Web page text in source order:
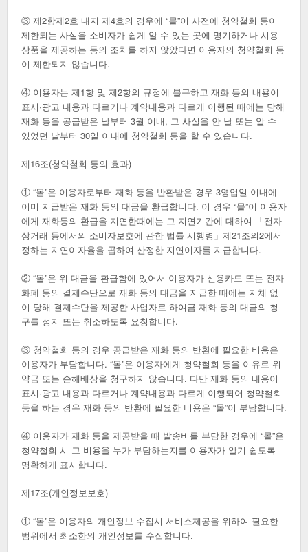
③ 제2항제2호 내지 제4호의 경우에 “몰”이 사전에 청약철회 등이
제한되는 사실을 소비자가 쉽게 알 수 있는 곳에 명기하거나 시용
상품을 제공하는 등의 조치를 하지 않았다면 이용자의 청약철회 등
이 제한되지 않습니다.
④ 이용자는 제1항 및 제2항의 규정에 불구하고 재화 등의 내용이
표시·광고 내용과 다르거나 계약내용과 다르게 이행된 때에는 당해
재화 등을 공급받은 날부터 3월 이내, 그 사실을 안 날 또는 알 수
있었던 날부터 30일 이내에 청약철회 등을 할 수 있습니다.
제16조(청약철회 등의 효과)
① “몰”은 이용자로부터 재화 등을 반환받은 경우 3영업일 이내에
이미 지급받은 재화 등의 대금을 환급합니다. 이 경우 “몰”이 이용자
에게 재화등의 환급을 지연한때에는 그 지연기간에 대하여 「전자
상거래 등에서의 소비자보호에 관한 법률 시행령」제21조의2에서
정하는 지연이자율을 곱하여 산정한 지연이자를 지급합니다.
② “몰”은 위 대금을 환급함에 있어서 이용자가 신용카드 또는 전자
화폐 등의 결제수단으로 재화 등의 대금을 지급한 때에는 지체 없
이 당해 결제수단을 제공한 사업자로 하여금 재화 등의 대금의 청
구를 정지 또는 취소하도록 요청합니다.
③ 청약철회 등의 경우 공급받은 재화 등의 반환에 필요한 비용은
이용자가 부담합니다. “몰”은 이용자에게 청약철회 등을 이유로 위
약금 또는 손해배상을 청구하지 않습니다. 다만 재화 등의 내용이
표시·광고 내용과 다르거나 계약내용과 다르게 이행되어 청약철회
등을 하는 경우 재화 등의 반환에 필요한 비용은 “몰”이 부담합니다.
④ 이용자가 재화 등을 제공받을 때 발송비를 부담한 경우에 “몰”은
청약철회 시 그 비용을 누가 부담하는지를 이용자가 알기 쉽도록
명확하게 표시합니다.
제17조(개인정보보호)
① “몰”은 이용자의 개인정보 수집시 서비스제공을 위하여 필요한
범위에서 최소한의 개인정보를 수집합니다.